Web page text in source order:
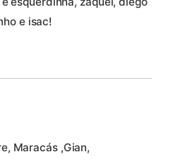
e isac!
Maracás ,Gian,